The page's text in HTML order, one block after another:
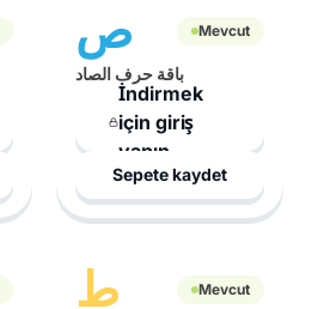
ص Mevcut
باقة حرف الصاد
İndirmek
için giriş
yapın
Sepete kaydet
ط Mevcut